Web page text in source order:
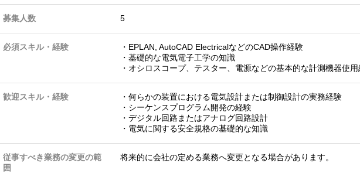
募集人数 5
必須スキル・経験
・EPLAN, AutoCAD ElectricalなどのCAD操作経験
・基礎的な電気電子工学の知識
・オシロスコープ、テスター、電源などの基本的な計測機器使
歓迎スキル・経験
・何らかの装置における電気設計または制御設計の実務経験
・シーケンスプログラム開発の経験
・デジタル回路またはアナログ回路設計
・電気に関する安全規格の基礎的な知識
従事すべき業務の変更の範
囲
将来的に会社の定める業務へ変更となる場合があります。